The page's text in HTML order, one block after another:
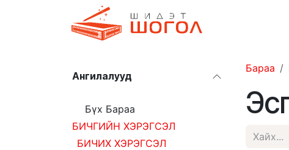
Ангилалууд
Бүх Бараа
БИЧГИЙН ХЭРЭГСЭЛ
БИЧИХ ХЭРЭГСЭЛ
Бараа